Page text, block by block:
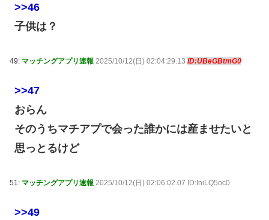
>>46
子供は？
49: マッチングアプリ速報 2025/10/12(日) 02:04:29.13 ID:UBeGBtmG0
>>47
おらん
そのうちマチアプで会った誰かには産ませたいと
思っとるけど
51: マッチングアプリ速報 2025/10/12(日) 02:06:02.07 ID:IniLQ5oc0
>>49